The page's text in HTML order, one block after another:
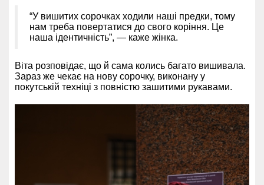
“У вишитих сорочках ходили наші предки, тому
нам треба повертатися до свого коріння. Це
наша ідентичність”, — каже жінка.
Віта розповідає, що й сама колись багато вишивала.
Зараз же чекає на нову сорочку, виконану у
покутській техніці з повністю зашитими рукавами.